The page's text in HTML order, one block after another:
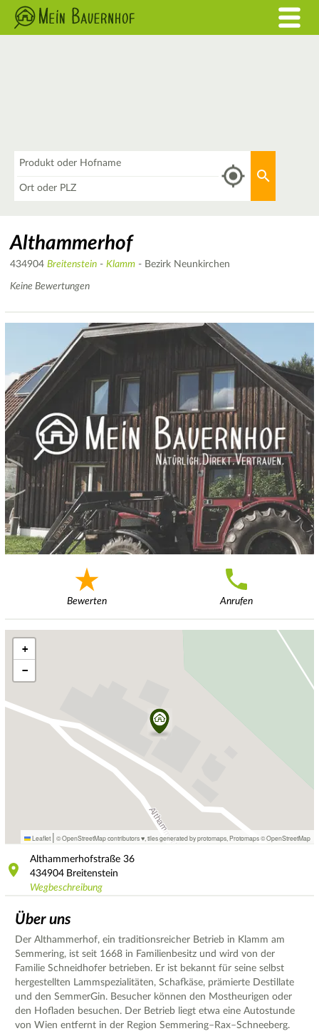
Althammerhof
434904 Breitenstein - Klamm - Bezirk Neunkirchen
Keine Bewertungen
Bewerten Anrufen
+
−
Leaflet | © OpenStreetMap contributors ♥, tiles generated by protomaps Protomaps©OpenStreetMap
Althammerhofstraße 36
434904 Breitenstein
Wegbeschreibung
Über uns
Der Althammerhof, ein traditionsreicher Betrieb in Klamm am
Semmering, ist seit 1668 in Familienbesitz und wird von der
Familie Schneidhofer betrieben. Er ist bekannt für seine selbst
hergestellten Lammspezialitäten, Schafkäse, prämierte Destillate
und den SemmerGin. Besucher können den Mostheurigen oder
den Hofladen besuchen. Der Betrieb liegt etwa eine Autostunde
von Wien entfernt in der Region Semmering–Rax–Schneeberg.